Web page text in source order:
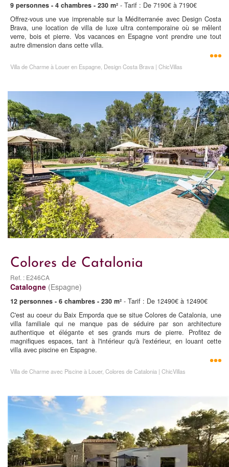
9 personnes - 4 chambres - 230 m² - Tarif : De 7190€ à 7190€
Offrez-vous une vue imprenable sur la Méditerranée avec Design Costa
Brava, une location de villa de luxe ultra contemporaine où se mêlent
verre, bois et pierre. Vos vacances en Espagne vont prendre une tout
autre dimension dans cette villa.
Villa de Charme à Louer en Espagne, Design Costa Brava | ChicVillas
Colores de Catalonia
Ref. : E246CA
Catalogne (Espagne)
12 personnes - 6 chambres - 230 m² - Tarif : De 12490€ à 12490€
C'est au coeur du Baix Emporda que se situe Colores de Catalonia, une
villa familiale qui ne manque pas de séduire par son architecture
authentique et élégante et ses grands murs de pierre. Profitez de
magnifiques espaces, tant à l'intérieur qu'à l'extérieur, en louant cette
villa avec piscine en Espagne.
Villa de Charme avec Piscine à Louer, Colores de Catalonia | ChicVillas